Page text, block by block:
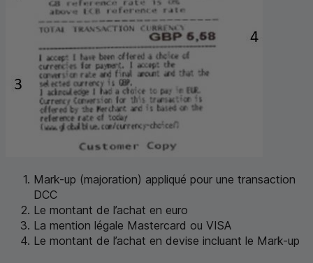
Mark-up (majoration) appliqué pour une transaction
DCC
Le montant de l’achat en euro
La mention légale Mastercard ou VISA
Le montant de l’achat en devise incluant le Mark-up